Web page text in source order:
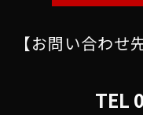
【お問い合わ
TEL